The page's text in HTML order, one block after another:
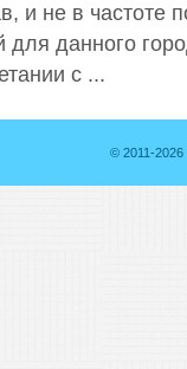
и не в частоте
данного
с ...
© 2011-2026